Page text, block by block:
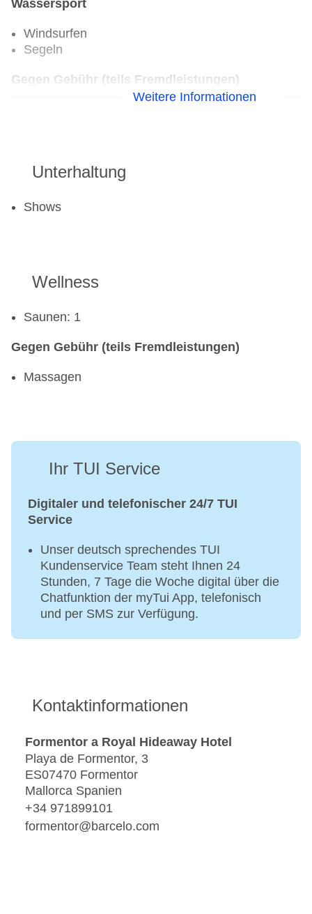
Wassersport
Windsurfen
Segeln
Gegen Gebühr (teils Fremdleistungen)
Tennis
Ohne Gebühr
Radsport: Fahrrad
Weitere Informationen
Unterhaltung
Shows
Wellness
Saunen: 1
Gegen Gebühr (teils Fremdleistungen)
Massagen
Ihr TUI Service
Digitaler und telefonischer 24/7 TUI
Service
Unser deutsch sprechendes TUI
Kundenservice Team steht Ihnen 24
Stunden, 7 Tage die Woche digital über die
Chatfunktion der myTui App, telefonisch
und per SMS zur Verfügung.
Kontaktinformationen
Formentor a Royal Hideaway Hotel
Playa de Formentor, 3
ES07470 Formentor
Mallorca Spanien
+34 971899101
formentor@barcelo.com